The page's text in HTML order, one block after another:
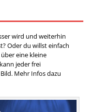
wird und weiterhin
Oder du willst einfach
eine kleine
jeder frei
Mehr Infos dazu